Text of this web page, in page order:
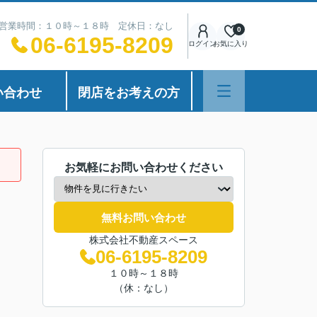
業時間：１０時～１８時 定休日：なし
06-6195-8209 ログインお気に入り
0
合わせ 閉店をお考えの方
お気軽にお問い合わせください
無料お問い合わせ
株式会社不動産スペース
06-6195-8209
１０時～１８時
（休：なし）